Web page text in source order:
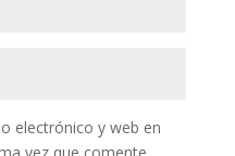
electrónico y web en